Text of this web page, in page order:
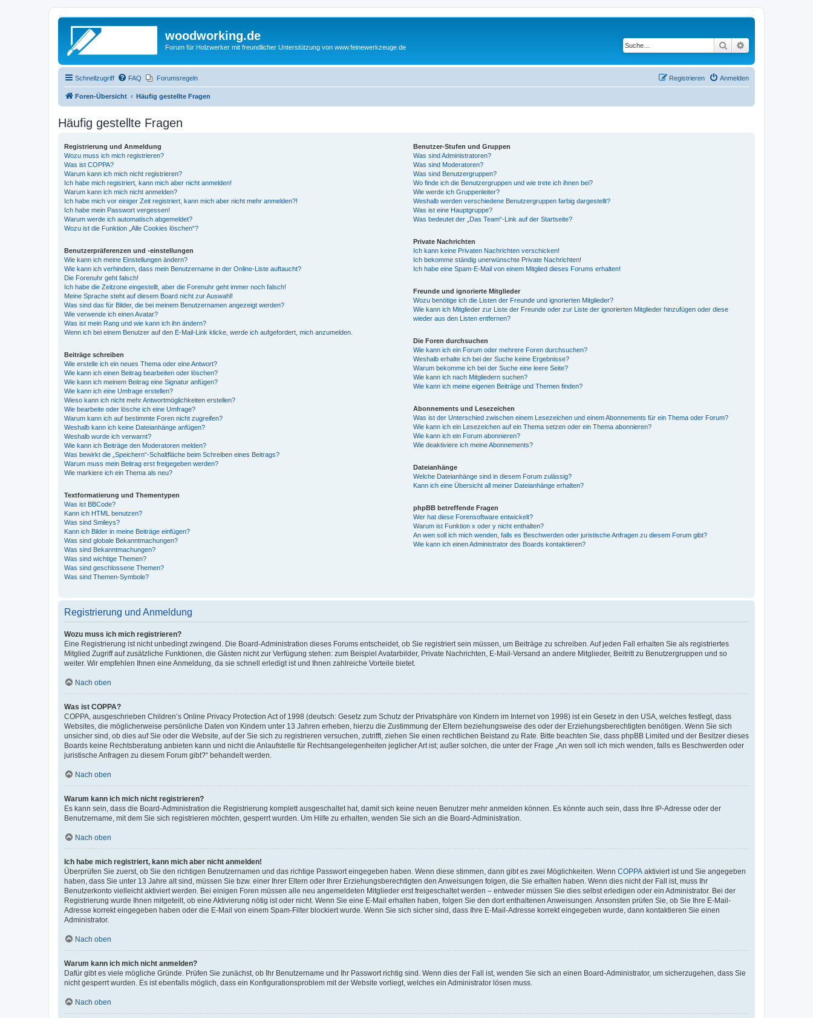
woodworking.de
Forum für Holzwerker mit freundlicher Unterstützung von www.feinewerkzeuge.de Suche
Schnellzugriff FAQ Forumsregeln Anmelden
Registrieren
Foren-Übersicht Häufig gestellte Fragen
Häufig gestellte Fragen
Registrierung und Anmeldung
Wozu muss ich mich registrieren?
Was ist COPPA?
Warum kann ich mich nicht registrieren?
Ich habe mich registriert, kann mich aber nicht anmelden!
Warum kann ich mich nicht anmelden?
Ich habe mich vor einiger Zeit registriert, kann mich aber nicht mehr anmelden?!
Ich habe mein Passwort vergessen!
Warum werde ich automatisch abgemeldet?
Wozu ist die Funktion „Alle Cookies löschen“?
Benutzerpräferenzen und -einstellungen
Wie kann ich meine Einstellungen ändern?
Wie kann ich verhindern, dass mein Benutzername in der Online-Liste auftaucht?
Die Forenuhr geht falsch!
Ich habe die Zeitzone eingestellt, aber die Forenuhr geht immer noch falsch!
Meine Sprache steht auf diesem Board nicht zur Auswahl!
Was sind das für Bilder, die bei meinem Benutzernamen angezeigt werden?
Wie verwende ich einen Avatar?
Was ist mein Rang und wie kann ich ihn ändern?
Wenn ich bei einem Benutzer auf den E-Mail-Link klicke, werde ich aufgefordert, mich anzumelden.
Beiträge schreiben
Wie erstelle ich ein neues Thema oder eine Antwort?
Wie kann ich einen Beitrag bearbeiten oder löschen?
Wie kann ich meinem Beitrag eine Signatur anfügen?
Wie kann ich eine Umfrage erstellen?
Wieso kann ich nicht mehr Antwortmöglichkeiten erstellen?
Wie bearbeite oder lösche ich eine Umfrage?
Warum kann ich auf bestimmte Foren nicht zugreifen?
Weshalb kann ich keine Dateianhänge anfügen?
Weshalb wurde ich verwarnt?
Wie kann ich Beiträge den Moderatoren melden?
Was bewirkt die „Speichern“-Schaltfläche beim Schreiben eines Beitrags?
Warum muss mein Beitrag erst freigegeben werden?
Wie markiere ich ein Thema als neu?
Textformatierung und Thementypen
Was ist BBCode?
Kann ich HTML benutzen?
Was sind Smileys?
Kann ich Bilder in meine Beiträge einfügen?
Was sind globale Bekanntmachungen?
Was sind Bekanntmachungen?
Was sind wichtige Themen?
Was sind geschlossene Themen?
Was sind Themen-Symbole?
Benutzer-Stufen und Gruppen
Was sind Administratoren?
Was sind Moderatoren?
Was sind Benutzergruppen?
Wo finde ich die Benutzergruppen und wie trete ich ihnen bei?
Wie werde ich Gruppenleiter?
Weshalb werden verschiedene Benutzergruppen farbig dargestellt?
Was ist eine Hauptgruppe?
Was bedeutet der „Das Team“-Link auf der Startseite?
Private Nachrichten
Ich kann keine Privaten Nachrichten verschicken!
Ich bekomme ständig unerwünschte Private Nachrichten!
Ich habe eine Spam-E-Mail von einem Mitglied dieses Forums erhalten!
Freunde und ignorierte Mitglieder
Wozu benötige ich die Listen der Freunde und ignorierten Mitglieder?
Wie kann ich Mitglieder zur Liste der Freunde oder zur Liste der ignorierten Mitglieder hinzufügen oder diese
wieder aus den Listen entfernen?
Die Foren durchsuchen
Wie kann ich ein Forum oder mehrere Foren durchsuchen?
Weshalb erhalte ich bei der Suche keine Ergebnisse?
Warum bekomme ich bei der Suche eine leere Seite?
Wie kann ich nach Mitgliedern suchen?
Wie kann ich meine eigenen Beiträge und Themen finden?
Abonnements und Lesezeichen
Was ist der Unterschied zwischen einem Lesezeichen und einem Abonnements für ein Thema oder Forum?
Wie kann ich ein Lesezeichen auf ein Thema setzen oder ein Thema abonnieren?
Wie kann ich ein Forum abonnieren?
Wie deaktiviere ich meine Abonnements?
Dateianhänge
Welche Dateianhänge sind in diesem Forum zulässig?
Kann ich eine Übersicht all meiner Dateianhänge erhalten?
phpBB betreffende Fragen
Wer hat diese Forensoftware entwickelt?
Warum ist Funktion x oder y nicht enthalten?
An wen soll ich mich wenden, falls es Beschwerden oder juristische Anfragen zu diesem Forum gibt?
Wie kann ich einen Administrator des Boards kontaktieren?
Registrierung und Anmeldung
Wozu muss ich mich registrieren?
Eine Registrierung ist nicht unbedingt zwingend. Die Board-Administration dieses Forums entscheidet, ob Sie registriert sein müssen, um Beiträge zu schreiben. Auf jeden Fall erhalten Sie als registriertes
Mitglied Zugriff auf zusätzliche Funktionen, die Gästen nicht zur Verfügung stehen: zum Beispiel Avatarbilder, Private Nachrichten, E-Mail-Versand an andere Mitglieder, Beitritt zu Benutzergruppen und so
weiter. Wir empfehlen Ihnen eine Anmeldung, da sie schnell erledigt ist und Ihnen zahlreiche Vorteile bietet.
Nach oben
Was ist COPPA?
COPPA, ausgeschrieben Children’s Online Privacy Protection Act of 1998 (deutsch: Gesetz zum Schutz der Privatsphäre von Kindern im Internet von 1998) ist ein Gesetz in den USA, welches festlegt, dass
Websites, die möglicherweise persönliche Daten von Kindern unter 13 Jahren erheben, hierzu die Zustimmung der Eltern beziehungsweise des oder der Erziehungsberechtigten benötigen. Wenn Sie sich
unsicher sind, ob dies auf Sie oder die Website, auf der Sie sich zu registrieren versuchen, zutrifft, ziehen Sie einen rechtlichen Beistand zu Rate. Bitte beachten Sie, dass phpBB Limited und der Besitzer dieses
Boards keine Rechtsberatung anbieten kann und nicht die Anlaufstelle für Rechtsangelegenheiten jeglicher Art ist; außer solchen, die unter der Frage „An wen soll ich mich wenden, falls es Beschwerden oder
juristische Anfragen zu diesem Forum gibt?“ behandelt werden.
Nach oben
Warum kann ich mich nicht registrieren?
Es kann sein, dass die Board-Administration die Registrierung komplett ausgeschaltet hat, damit sich keine neuen Benutzer mehr anmelden können. Es könnte auch sein, dass Ihre IP-Adresse oder der
Benutzername, mit dem Sie sich registrieren möchten, gesperrt wurden. Um Hilfe zu erhalten, wenden Sie sich an die Board-Administration.
Nach oben
Ich habe mich registriert, kann mich aber nicht anmelden!
Überprüfen Sie zuerst, ob Sie den richtigen Benutzernamen und das richtige Passwort eingegeben haben. Wenn diese stimmen, dann gibt es zwei Möglichkeiten. Wenn COPPA aktiviert ist und Sie angegeben
haben, dass Sie unter 13 Jahre alt sind, müssen Sie bzw. einer Ihrer Eltern oder Ihrer Erziehungsberechtigten den Anweisungen folgen, die Sie erhalten haben. Wenn dies nicht der Fall ist, muss Ihr
Benutzerkonto vielleicht aktiviert werden. Bei einigen Foren müssen alle neu angemeldeten Mitglieder erst freigeschaltet werden – entweder müssen Sie dies selbst erledigen oder ein Administrator. Bei der
Registrierung wurde Ihnen mitgeteilt, ob eine Aktivierung nötig ist oder nicht. Wenn Sie eine E-Mail erhalten haben, folgen Sie den dort enthaltenen Anweisungen. Ansonsten prüfen Sie, ob Sie Ihre E-Mail-
Adresse korrekt eingegeben haben oder die E-Mail von einem Spam-Filter blockiert wurde. Wenn Sie sich sicher sind, dass Ihre E-Mail-Adresse korrekt eingegeben wurde, dann kontaktieren Sie einen
Administrator.
Nach oben
Warum kann ich mich nicht anmelden?
Dafür gibt es viele mögliche Gründe. Prüfen Sie zunächst, ob Ihr Benutzername und Ihr Passwort richtig sind. Wenn dies der Fall ist, wenden Sie sich an einen Board-Administrator, um sicherzugehen, dass Sie
nicht gesperrt wurden. Es ist ebenfalls möglich, dass ein Konfigurationsproblem mit der Website vorliegt, welches ein Administrator lösen muss.
Nach oben